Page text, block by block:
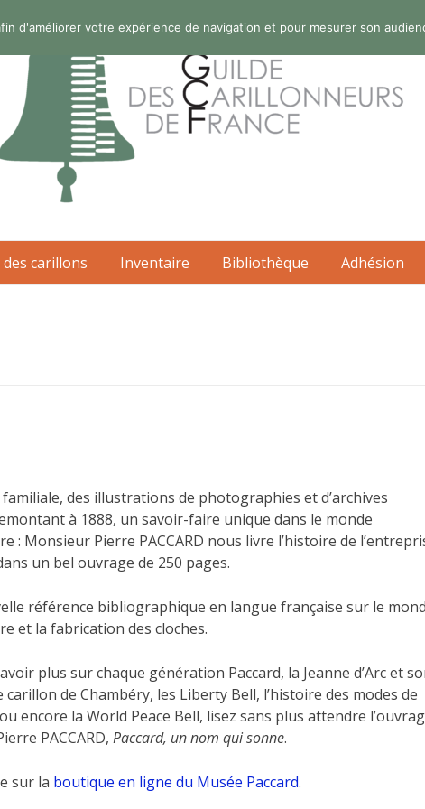
des carillons Inventaire Bibliothèque Adhésion
des illustrations de photographies et d’archives
à 1888, un savoir-faire unique dans le monde
: Monsieur Pierre PACCARD nous livre l’histoire de
un bel ouvrage de 250 pages.
référence bibliographique en langue française sur le
et la fabrication des cloches.
plus sur chaque génération Paccard, la Jeanne d’Arc et
carillon de Chambéry, les Liberty Bell, l’histoire des modes de
encore la World Peace Bell, lisez sans plus attendre
PACCARD,Paccard, un nom qui sonne.
sur la boutique en ligne du Musée Paccard.
d'améliorer votre expérience de navigation et pour mesurer son